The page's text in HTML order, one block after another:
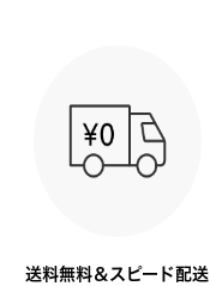
送料無料＆スピード配送